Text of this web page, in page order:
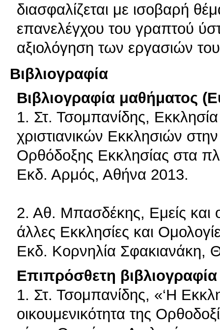
διασφαλίζεται με ισοβαρή
επανελέγχου του γραπτού
αξιολόγηση των εργασιών
Βιβλιογραφία
Βιβλιογραφία μαθήματος
1. Στ. Τσομπανίδης,
χριστιανικών Εκκλησιών
Ορθόδοξης Εκκλησίας στα
Εκδ. Αρμός, Αθήνα 2013.
2. Αθ. Μπασδέκης, Εμείς και
άλλες Εκκλησίες και
Εκδ. Κορνηλία Σφακιανάκη,
Επιπρόσθετη βιβλιογραφία
1. Στ. Τσομπανίδης, «‘Η
οικουμενικότητα της